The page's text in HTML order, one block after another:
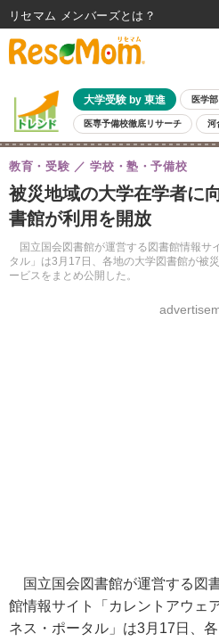
大学受験 by 東進 医学部
医専予備校徹底リサーチ 河
親子で考える大学選び 高校受験 中学
共通テスト 夏休み 8月開催学校説明会
8月開催イベント・WS 全国公立高校 過去問
自由研究教材（小学生向け）
被災地域の大学在学者に
書館が利用を開放
国立国会図書館が運営する図書館情報サ
タル」は3月17日、各地の大学図書館が被
ービスをまとめ公開した。
教育・受験 学校・塾・予備校
国立国会図書館が運営する図
館情報サイト「カレントアウェ
ネス・ポータル」は3月17日、各
リセマム メンバーズ